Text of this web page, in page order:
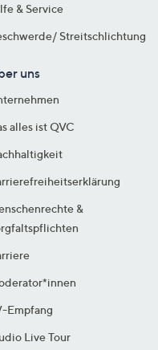
& Service
Streitschlichtung
uns
alles ist QVC
&
Empfang
Live Tour